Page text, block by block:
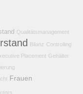
Qualitätsmanagement
Bilanz Controlling
Placement Gehälter
Frauen